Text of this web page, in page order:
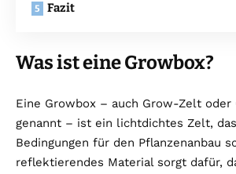
Fazit
Was ist eine Growbox?
Eine Growbox – auch Grow-Zelt
genannt – ist ein lichtdichtes Zelt,
Bedingungen für den Pflanzenanbau
reflektierendes Material sorgt dafür,